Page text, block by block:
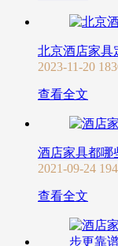
北京酒店家具
2023-11-20
查看全文
酒店家具都哪
2021-09-24
查看全文